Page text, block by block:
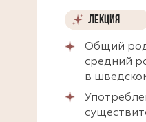
ЛЕКЦИЯ
Общий
средний
в